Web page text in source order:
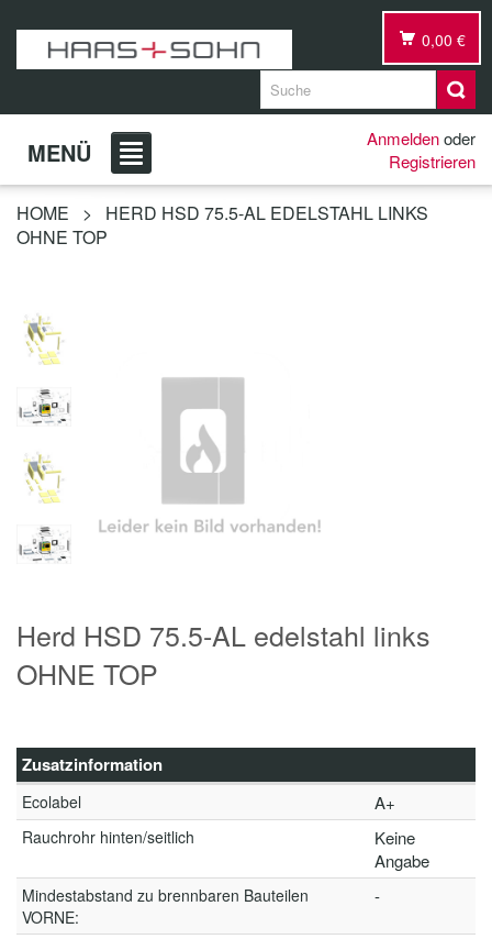
0,00 €
MENÜ Anmeldenoder
Registrieren
HOME >
HERD HSD 75.5-AL EDELSTAHL LINKS
OHNE TOP
Herd HSD 75.5-AL edelstahl links
OHNE TOP
Zusatzinformation
Ecolabel A+
Rauchrohr hinten/seitlich
Keine
Angabe
Mindestabstand zu brennbaren Bauteilen
VORNE:
-